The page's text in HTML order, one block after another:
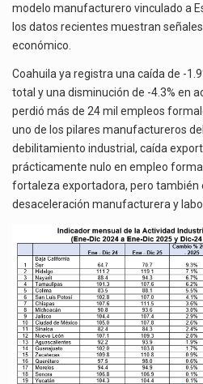
modelo manufacturero vinculado a
los datos recientes muestran
económico.
Coahuila ya registra una caída de -
total y una disminución de -4.3% en
perdió más de 24 mil empleos
uno de los pilares manufactureros
debilitamiento industrial, caída
prácticamente nulo en empleo
fortaleza exportadora, pero también
desaceleración manufacturera y